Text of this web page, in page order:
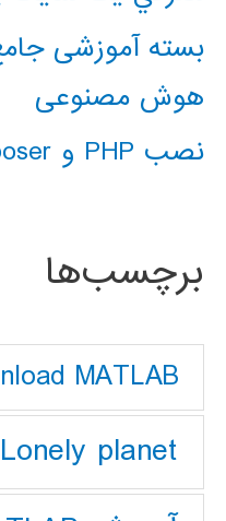
بسته آموزشی
هوش مصنوعی
نصب PHP و composer در ویندوز 10
برچسب‌ها
MATLAB
Lonely planet